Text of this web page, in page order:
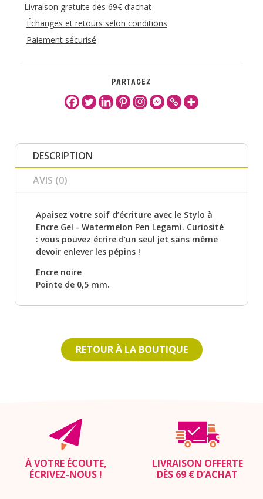
Livraison gratuite dès 69€ d’achat
Échanges et retours selon conditions
Paiement sécurisé
PARTAGEZ
DESCRIPTION
AVIS (0)
Apaisez votre soif d’écriture avec le Stylo à
Encre Gel - Watermelon Pen Legami. Curiosité
: vous pouvez écrire d’un seul jet sans même
devoir enlever les pépins !
Encre noire
Pointe de 0,5 mm.
RETOUR À LA BOUTIQUE
À VOTRE ÉCOUTE,
ÉCRIVEZ-NOUS !
LIVRAISON OFFERTE
DÈS 69 € D’ACHAT